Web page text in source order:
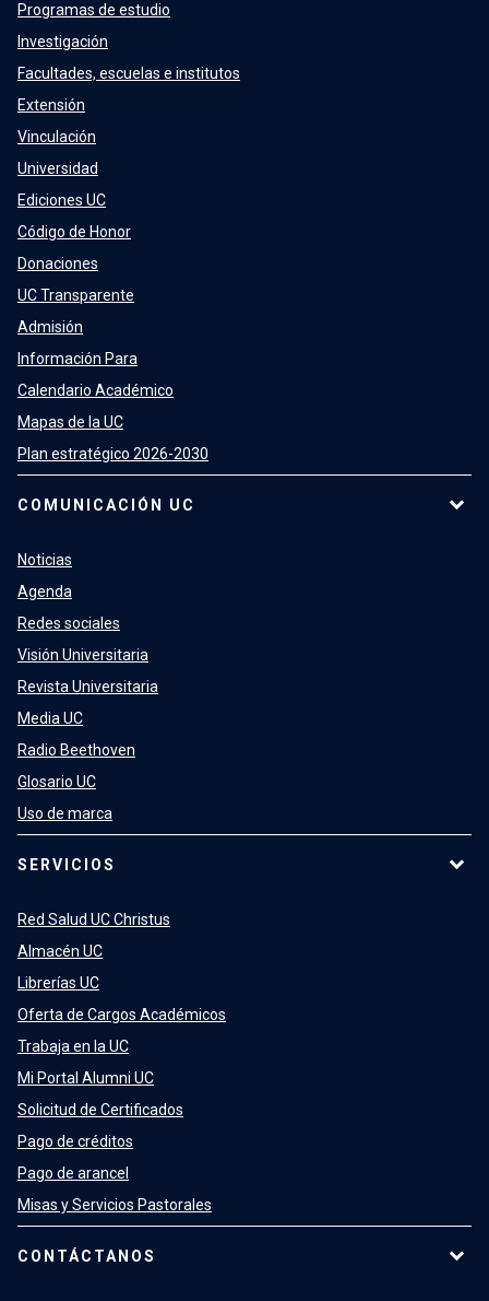
Programas de estudio
Investigación
Facultades, escuelas e institutos
Extensión
Vinculación
Universidad
Ediciones UC
Código de Honor
Donaciones
UC Transparente
Admisión
Información Para
Calendario Académico
Mapas de la UC
Plan estratégico 2026-2030
COMUNICACIÓN UC
Noticias
Agenda
Redes sociales
Visión Universitaria
Revista Universitaria
Media UC
Radio Beethoven
Glosario UC
Uso de marca
SERVICIOS
Red Salud UC Christus
Almacén UC
Librerías UC
Oferta de Cargos Académicos
Trabaja en la UC
Mi Portal Alumni UC
Solicitud de Certificados
Pago de créditos
Pago de arancel
Misas y Servicios Pastorales
CONTÁCTANOS